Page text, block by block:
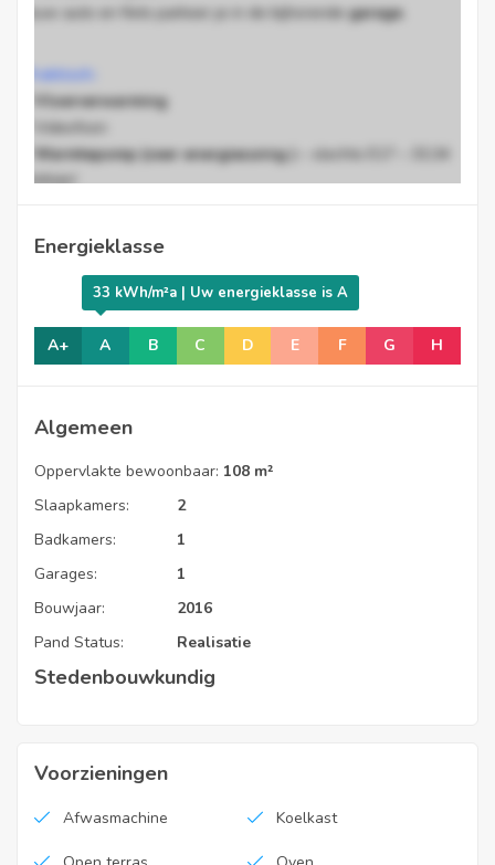
Jouw auto en fiets parkeer je in de bijhorendegarage
Praktisch:
Vloerverwarming
* Videofoon
Warmtepomp (zeer energiezuinig )
– slechts E17 – 33,34
kWh/m²
Ben je op zoek naar een ruim, energiezuinig appartement met
tuin? Contacteer ons snel voor een bezoek, we leiden je graag
EPC Code
Vaste kosten
Energieklasse
A+ A
33 kWh/m²a | Uw energieklasse is A
B C D E F G H
Algemeen
Oppervlakte bewoonbaar: 108 m²
Slaapkamers:
2
Badkamers:
1
Garages:
1
Bouwjaar:
2016
Pand Status:
Realisatie
Stedenbouwkundig
Voorzieningen
Afwasmachine Koelkast